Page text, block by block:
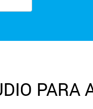
PARA